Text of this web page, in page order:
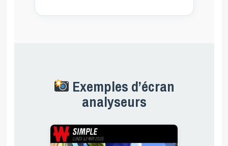
Exemples d’écran
analyseurs